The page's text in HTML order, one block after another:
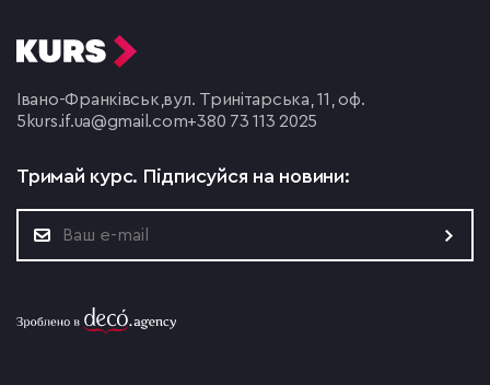
Івано-Франківськ,вул. Тринітарська, 11, оф.
5 kurs.if.ua@gmail.com+380 73 113 2025
Тримай курс. Підписуйся на новини: